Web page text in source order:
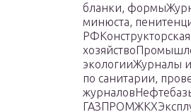
бланки,
минюста,
экологииЖурналы
по санитарии,